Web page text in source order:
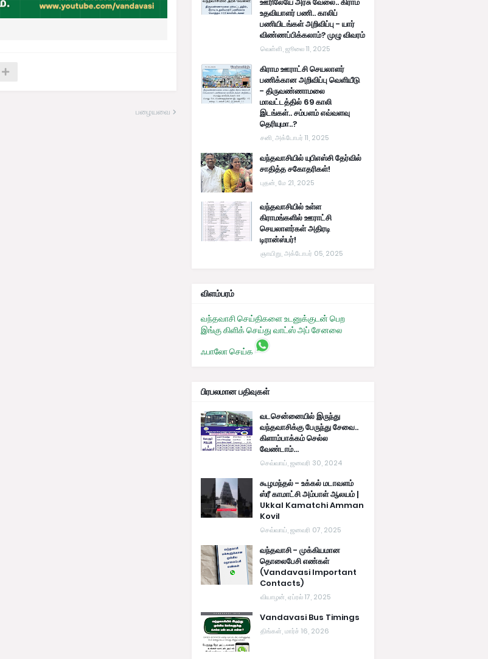
பழையவை
உதவியாளர் பணி.. காலிப்
பணியிடங்கள் அறிவிப்பு - யார்
விண்ணப்பிக்கலாம்? முழு விவரம்
வெள்ளி, ஜூலை 11, 2025
கிராம ஊராட்சி செயலாளர்
பணிக்கான அறிவிப்பு வெளியீடு
- திருவண்ணாமலை
மாவட்டத்தில் 69 காலி
இடங்கள்.. சம்பளம் எவ்வளவு
தெரியுமா..?
சனி, அக்டோபர் 11, 2025
வந்தவாசியில் யுபிஎஸ்சி தேர்வில்
சாதித்த சகோதரிகள்!
புதன், மே 21, 2025
வந்தவாசியில் உள்ள
கிராமங்களில் ஊராட்சி
செயலாளர்கள் அதிரடி
டிரான்ஸ்பர்!
ஞாயிறு, அக்டோபர் 05, 2025
விளம்பரம்
வந்தவாசி செய்திகளை உடனுக்குடன் பெற
இங்கு கிளிக் செய்து வாட்ஸ் அப் சேனலை
ஃபாலோ செய்க
பிரபலமான பதிவுகள்
வடசென்னையில் இருந்து
வந்தவாசிக்கு பேருந்து சேவை..
கிளாம்பாக்கம் செல்ல
வேண்டாம்...
செவ்வாய், ஜனவரி 30, 2024
கூழமந்தல் - உக்கல் மடாவளம்
ஸ்ரீ காமாட்சி அம்பாள் ஆலயம் |
Ukkal Kamatchi Amman
Kovil
செவ்வாய், ஜனவரி 07, 2025
வந்தவாசி - முக்கியமான
தொலைபேசி எண்கள்
(Vandavasi Important
Contacts)
வியாழன், ஏப்ரல் 17, 2025
Vandavasi Bus Timings
திங்கள், மார்ச் 16, 2026